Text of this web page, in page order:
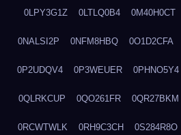
0LPY3G1Z 0LTLQ0B4 0M40H0CT
0NALSI2P 0NFM8HBQ 0O1D2CFA
0P2UDQV4 0P3WEUER 0PHNO5Y4
0QLRKCUP 0QO261FR 0QR27BKM
0RCWTWLK 0RH9C3CH 0S284R8O